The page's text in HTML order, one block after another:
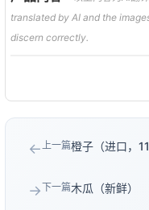
translated by AI and the
discern correctly.
←上一篇橙子（进口，
→下一篇木瓜（新鲜）